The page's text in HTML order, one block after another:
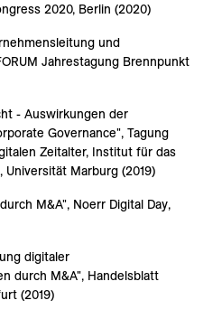
2020, Berlin (2020)
und
Jahrestagung Brennpunkt
- Auswirkungen der
Governance", Tagung
Zeitalter, Institut für das
Marburg (2019)
M&A", Noerr Digital Day,
digitaler
durch M&A", Handelsblatt
(2019)